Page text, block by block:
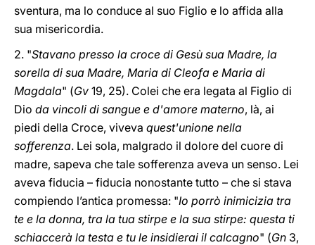
sventura, ma lo conduce al suo Figlio e lo affida alla
sua misericordia.
2. "Stavano presso la croce di Gesù sua Madre, la
sorella di sua Madre, Maria di Cleofa e Maria di
Magdala" (Gv 19, 25). Colei che era legata al Figlio di
Dio da vincoli di sangue e d'amore materno, là, ai
piedi della Croce, viveva quest'unione nella
sofferenza. Lei sola, malgrado il dolore del cuore di
madre, sapeva che tale sofferenza aveva un senso. Lei
aveva fiducia – fiducia nonostante tutto – che si stava
compiendo l’antica promessa: "Io porrò inimicizia tra
te e la donna, tra la tua stirpe e la sua stirpe: questa ti
schiaccerà la testa e tu le insidierai il calcagno" (Gn 3,